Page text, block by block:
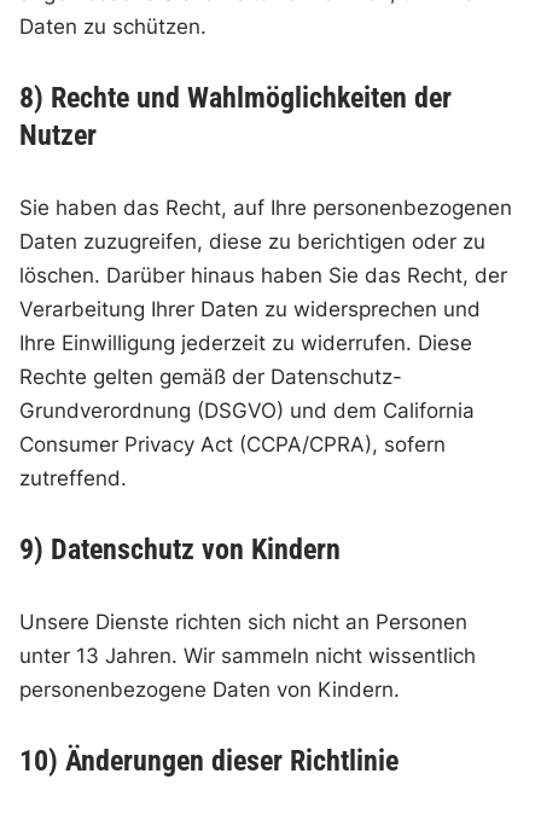
Daten zu schützen.
8) Rechte und Wahlmöglichkeiten der
Nutzer
Sie haben das Recht, auf Ihre personenbezogenen
Daten zuzugreifen, diese zu berichtigen oder zu
löschen. Darüber hinaus haben Sie das Recht, der
Verarbeitung Ihrer Daten zu widersprechen und
Ihre Einwilligung jederzeit zu widerrufen. Diese
Rechte gelten gemäß der Datenschutz-
Grundverordnung (DSGVO) und dem California
Consumer Privacy Act (CCPA/CPRA), sofern
zutreffend.
9) Datenschutz von Kindern
Unsere Dienste richten sich nicht an Personen
unter 13 Jahren. Wir sammeln nicht wissentlich
personenbezogene Daten von Kindern.
10) Änderungen dieser Richtlinie